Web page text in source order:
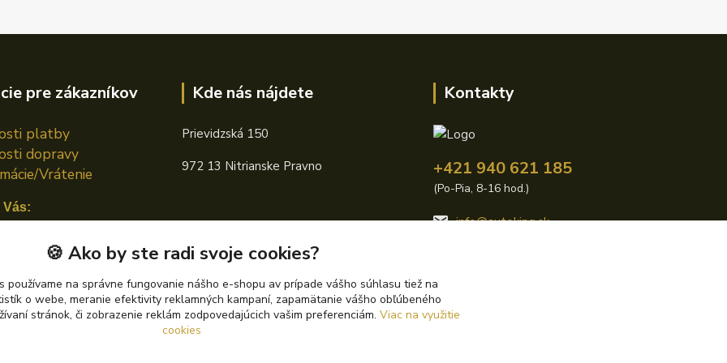
pre zákazníkov
platby
dopravy
Vrátenie
Vás:
Kde nás nájdete
Prievidzská 150
972 13 Nitrianske Pravno
Kontakty
+421 940 621 185
(Po-Pia, 8-16 hod.)
info@autoking.sk
🍪 Ako by ste radi svoje cookies?
používame na správne fungovanie nášho e-shopu av prípade vášho súhlasu tiež na
o webe, meranie efektivity reklamných kampaní, zapamätanie vášho obľúbeného
stránok, či zobrazenie reklám zodpovedajúcich vašim preferenciám. Viac na využitie
cookies